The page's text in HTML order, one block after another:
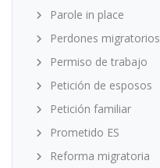
Parole in place
Perdones migratorios
Permiso de trabajo
Petición de esposos
Petición familiar
Prometido ES
Reforma migratoria